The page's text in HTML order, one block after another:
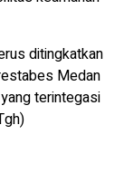
ditingkatkan
Medan
terintegasi